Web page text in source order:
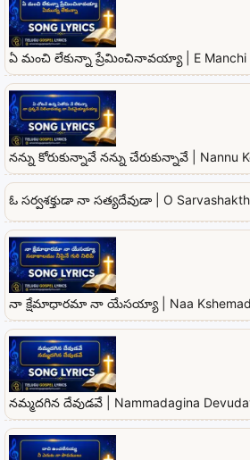
ఏ మంచి లేకున్నా ప్రేమించినావయ్యా | E Manchi
నన్ను కోరుకున్నావే నన్ను చేరుకున్నావే | Nannu
ఓ సర్వశక్తుడా నా సత్యదేవుడా | O
నా క్షేమాధారమా నా యేసయ్యా | Naa
నమ్మదగిన దేవుడవే | Nammadagina